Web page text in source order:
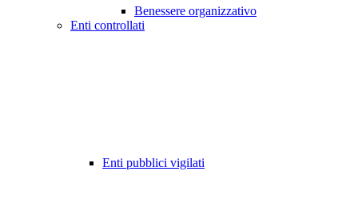
Benessere organizzativo
Enti controllati
Enti pubblici vigilati